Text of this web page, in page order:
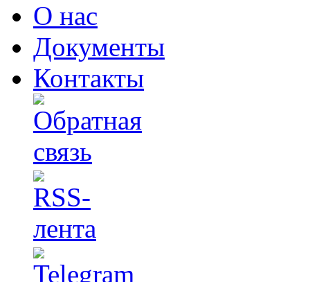
О нас
Документы
Контакты